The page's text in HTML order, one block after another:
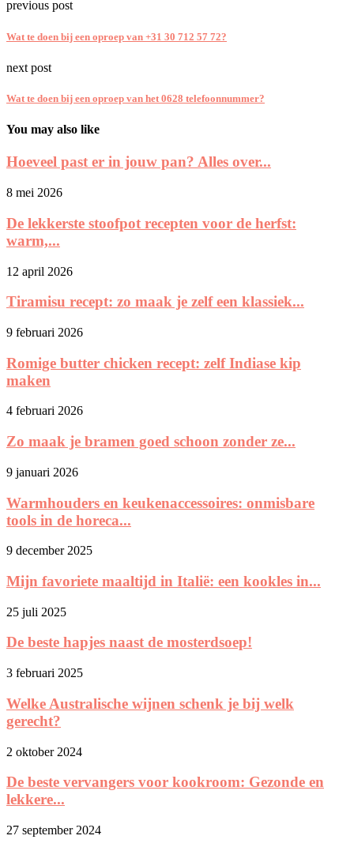
previous post
Wat te doen bij een oproep van +31 30 712 57 72?
next post
Wat te doen bij een oproep van het 0628 telefoonnummer?
You may also like
Hoeveel past er in jouw pan? Alles over...
8 mei 2026
De lekkerste stoofpot recepten voor de herfst:
warm,...
12 april 2026
Tiramisu recept: zo maak je zelf een klassiek...
9 februari 2026
Romige butter chicken recept: zelf Indiase kip
maken
4 februari 2026
Zo maak je bramen goed schoon zonder ze...
9 januari 2026
Warmhouders en keukenaccessoires: onmisbare
tools in de horeca...
9 december 2025
Mijn favoriete maaltijd in Italië: een kookles in...
25 juli 2025
De beste hapjes naast de mosterdsoep!
3 februari 2025
Welke Australische wijnen schenk je bij welk
gerecht?
2 oktober 2024
De beste vervangers voor kookroom: Gezonde en
lekkere...
27 september 2024